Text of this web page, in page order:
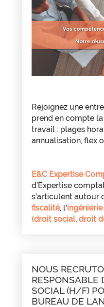
Rejoignez une
prend en compte
travail : plages
annualisation, flex
E&C Expertise
d’Expertise
s’articulent autour
fiscalité, l’
(droit social, droit
NOUS
RESPONSABLE
SOCIAL (H/F)
BUREAU DE